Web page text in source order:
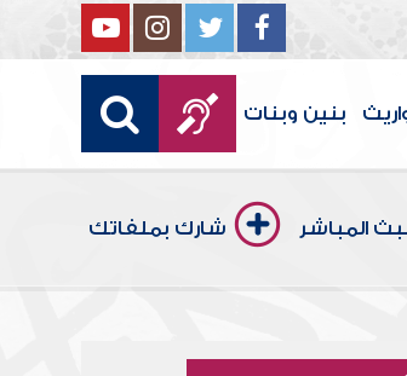
بنين وبنات
المباشر شارك بملفاتك